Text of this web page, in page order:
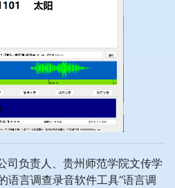
负责人、贵州师范学院文传学
语言调查录音软件工具“语言调